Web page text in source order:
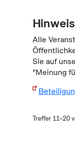
Alle
Sie auf
"Meinung
Treffer 11–20